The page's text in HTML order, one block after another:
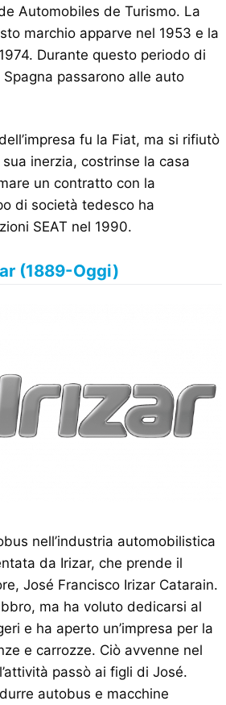
Automobiles de Turismo. La
marchio apparve nel 1953 e la
Durante questo periodo di
passarono alle auto
fu la Fiat, ma si rifiutò
inerzia, costrinse la casa
un contratto con la
di società tedesco ha
SEAT nel 1990.
(1889-Oggi)
nell’industria automobilistica
da Irizar, che prende il
José Francisco Irizar Catarain.
ma ha voluto dedicarsi al
e ha aperto un’impresa per la
e carrozze. Ciò avvenne nel
passò ai figli di José.
autobus e macchine